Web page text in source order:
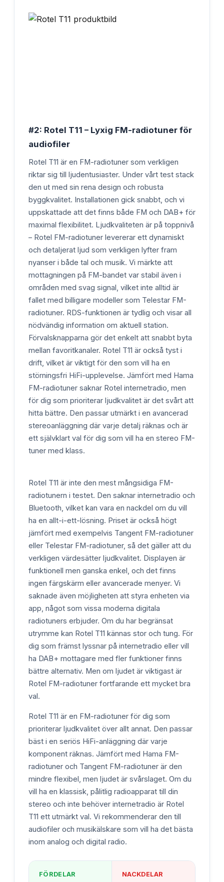
#2: Rotel T11 – Lyxig FM-radiotuner för
audiofiler
Rotel T11 är en FM-radiotuner som verkligen
riktar sig till ljudentusiaster. Under vårt test stack
den ut med sin rena design och robusta
byggkvalitet. Installationen gick snabbt, och vi
uppskattade att det finns både FM och DAB+ för
maximal flexibilitet. Ljudkvaliteten är på toppnivå
– Rotel FM-radiotuner levererar ett dynamiskt
och detaljerat ljud som verkligen lyfter fram
nyanser i både tal och musik. Vi märkte att
mottagningen på FM-bandet var stabil även i
områden med svag signal, vilket inte alltid är
fallet med billigare modeller som Telestar FM-
radiotuner. RDS-funktionen är tydlig och visar all
nödvändig information om aktuell station.
Förvalsknapparna gör det enkelt att snabbt byta
mellan favoritkanaler. Rotel T11 är också tyst i
drift, vilket är viktigt för den som vill ha en
störningsfri HiFi-upplevelse. Jämfört med Hama
FM-radiotuner saknar Rotel internetradio, men
för dig som prioriterar ljudkvalitet är det svårt att
hitta bättre. Den passar utmärkt i en avancerad
stereoanläggning där varje detalj räknas och är
ett självklart val för dig som vill ha en stereo FM-
tuner med klass.
Rotel T11 är inte den mest mångsidiga FM-
radiotunern i testet. Den saknar internetradio och
Bluetooth, vilket kan vara en nackdel om du vill
ha en allt-i-ett-lösning. Priset är också högt
jämfört med exempelvis Tangent FM-radiotuner
eller Telestar FM-radiotuner, så det gäller att du
verkligen värdesätter ljudkvalitet. Displayen är
funktionell men ganska enkel, och det finns
ingen färgskärm eller avancerade menyer. Vi
saknade även möjligheten att styra enheten via
app, något som vissa moderna digitala
radiotuners erbjuder. Om du har begränsat
utrymme kan Rotel T11 kännas stor och tung. För
dig som främst lyssnar på internetradio eller vill
ha DAB+ mottagare med fler funktioner finns
bättre alternativ. Men om ljudet är viktigast är
Rotel FM-radiotuner fortfarande ett mycket bra
val.
Rotel T11 är en FM-radiotuner för dig som
prioriterar ljudkvalitet över allt annat. Den passar
bäst i en seriös HiFi-anläggning där varje
komponent räknas. Jämfört med Hama FM-
radiotuner och Tangent FM-radiotuner är den
mindre flexibel, men ljudet är svårslaget. Om du
vill ha en klassisk, pålitlig radioapparat till din
stereo och inte behöver internetradio är Rotel
T11 ett utmärkt val. Vi rekommenderar den till
audiofiler och musikälskare som vill ha det bästa
inom analog och digital radio.
FÖRDELAR NACKDELAR